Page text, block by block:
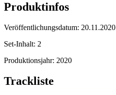
Produktinfos
Veröffentlichungsdatum: 20.11.2020
Set-Inhalt: 2
Produktionsjahr: 2020
Trackliste